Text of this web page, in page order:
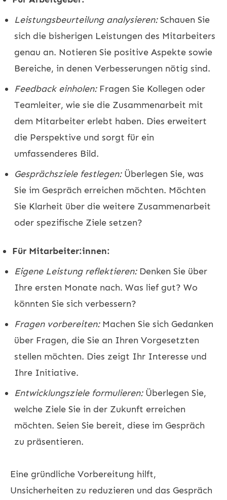
Leistungsbeurteilung analysieren:Schauen Sie
sich die bisherigen Leistungen des Mitarbeiters
genau an. Notieren Sie positive Aspekte sowie
Bereiche, in denen Verbesserungen nötig sind.
Feedback einholen:Fragen Sie Kollegen oder
Teamleiter, wie sie die Zusammenarbeit mit
dem Mitarbeiter erlebt haben. Dies erweitert
die Perspektive und sorgt für ein
umfassenderes Bild.
Gesprächsziele festlegen:Überlegen Sie, was
Sie im Gespräch erreichen möchten. Möchten
Sie Klarheit über die weitere Zusammenarbeit
oder spezifische Ziele setzen?
Für Mitarbeiter:innen:
Eigene Leistung reflektieren:Denken Sie über
Ihre ersten Monate nach. Was lief gut? Wo
könnten Sie sich verbessern?
Fragen vorbereiten:Machen Sie sich Gedanken
über Fragen, die Sie an Ihren Vorgesetzten
stellen möchten. Dies zeigt Ihr Interesse und
Ihre Initiative.
Entwicklungsziele formulieren:Überlegen Sie,
welche Ziele Sie in der Zukunft erreichen
möchten. Seien Sie bereit, diese im Gespräch
zu präsentieren.
Eine gründliche Vorbereitung hilft,
Unsicherheiten zu reduzieren und das Gespräch